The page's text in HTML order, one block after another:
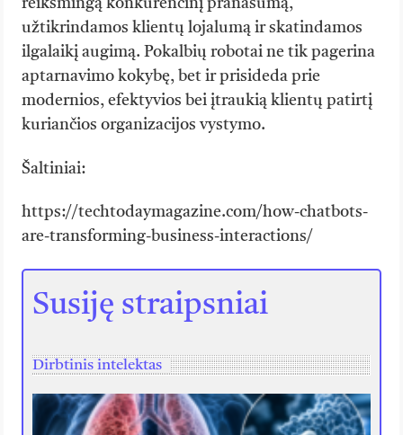
reikšmingą konkurencinį pranašumą,
užtikrindamos klientų lojalumą ir skatindamos
ilgalaikį augimą. Pokalbių robotai ne tik pagerina
aptarnavimo kokybę, bet ir prisideda prie
modernios, efektyvios bei įtraukią klientų patirtį
kuriančios organizacijos vystymo.
Šaltiniai:
https://techtodaymagazine.com/how-chatbots-
are-transforming-business-interactions/
Susiję straipsniai
Dirbtinis intelektas